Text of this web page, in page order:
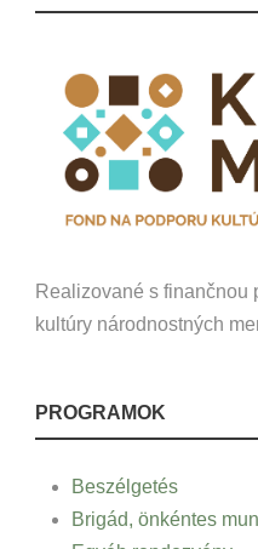
Realizované s finančnou
kultúry národnostných
PROGRAMOK
Beszélgetés
Brigád, önkéntes